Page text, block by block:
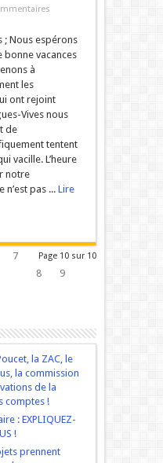
; Nous espérons
bonne vacances
à
les
ont rejoint
Vives nous
de
tentent
vacille. L’heure
notre
n’est pas ... Lire
Page 10 sur 10
7
8
9
la ZAC, le
la commission
de la
comptes !
: EXPLIQUEZ-
!
prennent